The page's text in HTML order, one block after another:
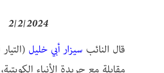
2/2/2024
قال النائب سيزار أبي خليل
مقابلة مع جريدة الأنباء